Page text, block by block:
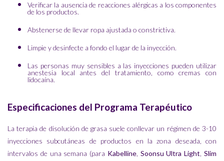
Verificar la ausencia de reacciones alérgicas a los componentes
de los productos.
Abstenerse de llevar ropa ajustada o constrictiva.
Limpie y desinfecte a fondo el lugar de la inyección.
Las personas muy sensibles a las inyecciones pueden utilizar
anestesia local antes del tratamiento, como cremas con
lidocaína.
Especificaciones del Programa Terapéutico
La terapia de disolución de grasa suele conllevar un régimen de 3-10
inyecciones subcutáneas de productos en la zona deseada, con
intervalos de una semana (para Kabelline, Soonsu Ultra Light,Slim